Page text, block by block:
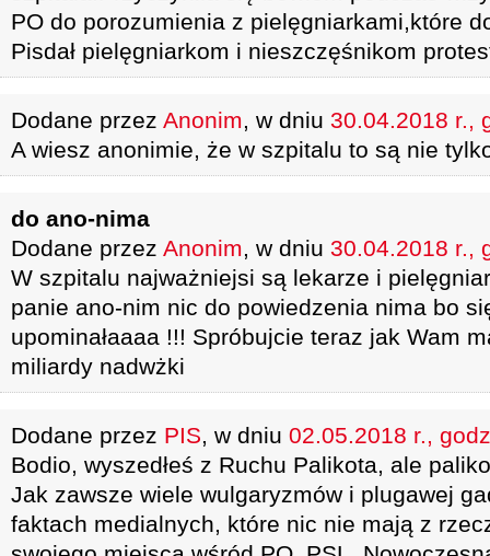
PO do porozumienia z pielęgniarkami,które
Pisdał pielęgniarkom i nieszczęśnikom
Dodane przez Anonim, w dniu 30.04.2018 r.,
A wiesz anonimie, że w szpitalu to są nie
do ano-nima
Dodane przez Anonim, w dniu 30.04.2018 r.,
W szpitalu najważniejsi są lekarze i
panie ano-nim nic do powiedzenia nima bo
upominałaaaa !!! Spróbujcie teraz jak Wam
miliardy nadwżki
Dodane przez PIS, w dniu 02.05.2018 r.,
Bodio, wyszedłeś z Ruchu Palikota, ale
Jak zawsze wiele wulgaryzmów i plugawej
faktach medialnych, które nic nie mają z